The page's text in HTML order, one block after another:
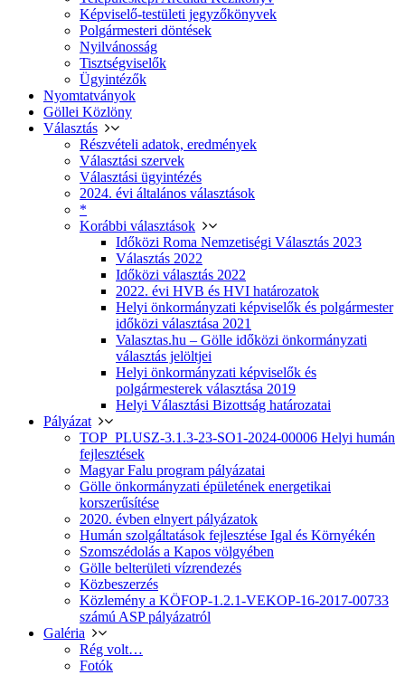
Képviselő-testületi jegyzőkönyvek
Polgármesteri döntések
Nyilvánosság
Tisztségviselők
Ügyintézők
Nyomtatványok
Göllei Közlöny
Választás
Részvételi adatok, eredmények
Választási szervek
Választási ügyintézés
2024. évi általános választások
*
Korábbi választások
Időközi Roma Nemzetiségi Választás 2023
Választás 2022
Időközi választás 2022
2022. évi HVB és HVI határozatok
Helyi önkormányzati képviselők és polgármester
időközi választása 2021
Valasztas.hu – Gölle időközi önkormányzati
választás jelöltjei
Helyi önkormányzati képviselők és
polgármesterek választása 2019
Helyi Választási Bizottság határozatai
Pályázat
TOP_PLUSZ-3.1.3-23-SO1-2024-00006 Helyi humán
fejlesztések
Magyar Falu program pályázatai
Gölle önkormányzati épületének energetikai
korszerűsítése
2020. évben elnyert pályázatok
Humán szolgáltatások fejlesztése Igal és Környékén
Szomszédolás a Kapos völgyében
Gölle belterületi vízrendezés
Közbeszerzés
Közlemény a KÖFOP-1.2.1-VEKOP-16-2017-00733
számú ASP pályázatról
Galéria
Rég volt…
Fotók